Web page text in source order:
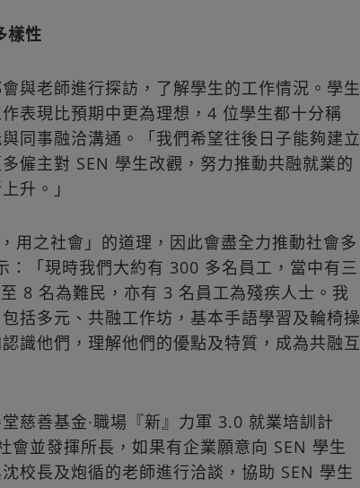
樣性
與老師進行探訪，了解學生的工作情況。學生
表現比預期中更為理想，4 位學生都十分稱
同事融洽溝通。「我們希望往後日子能夠建立
僱主對 SEN 學生改觀，努力推動共融就業的
升。」
用之社會」的道理，因此會盡全力推動社會多
：「現時我們大約有 300 多名員工，當中有三
8 名為難民，亦有 3 名員工為殘疾人士。我
括多元、共融工作坊，基本手語學習及輪椅操
識他們，理解他們的優點及特質，成為共融互
慈善基金∙職場『新』力軍 3.0 就業培訓計
會並發揮所長，如果有企業願意向 SEN 學生
校長及炮循的老師進行洽談，協助 SEN 學生